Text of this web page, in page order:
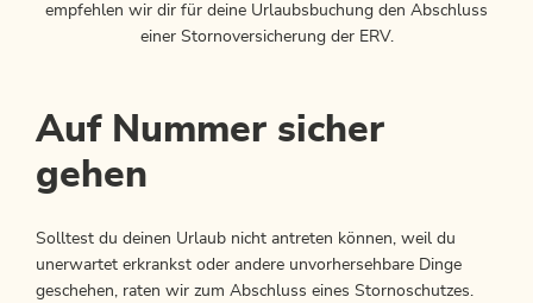
empfehlen wir dir für deine Urlaubsbuchung den Abschluss
einer Stornoversicherung der ERV.
Auf Nummer sicher
gehen
Solltest du deinen Urlaub nicht antreten können, weil du
unerwartet erkrankst oder andere unvorhersehbare Dinge
geschehen, raten wir zum Abschluss eines Stornoschutzes.